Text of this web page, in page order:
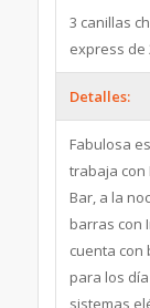
3 canillas
express de
Detalles:
Fabulosa
trabaja con
Bar, a la
barras con
cuenta con
para los
sistemas